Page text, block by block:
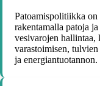
Patoamispolitiikka
rakentamalla patoja
vesivarojen hallintaa,
varastoimisen,
ja energiantuotannon.